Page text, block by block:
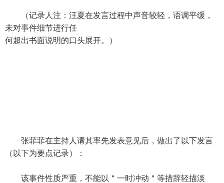
（记录人注：汪夏在发言过程中声音较轻，语调平缓，
未对事件细节进行任
何超出书面说明的口头展开。）
张菲菲在主持人请其率先发表意见后，做出了以下发言
（以下为要点记录）：
该事件性质严重，不能以＂一时冲动＂等措辞轻描淡